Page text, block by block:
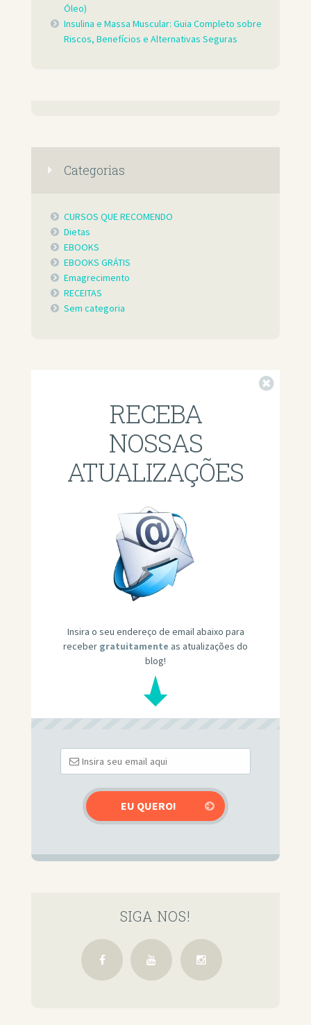
Óleo)
Insulina e Massa Muscular: Guia Completo sobre
Riscos, Benefícios e Alternativas Seguras
Categorias
CURSOS QUE RECOMENDO
Dietas
EBOOKS
EBOOKS GRÁTIS
Emagrecimento
RECEITAS
Sem categoria
RECEBA
NOSSAS
ATUALIZAÇÕES
Insira o seu endereço de email abaixo para
receber gratuitamente as atualizações do
blog!
SIGA NOS!